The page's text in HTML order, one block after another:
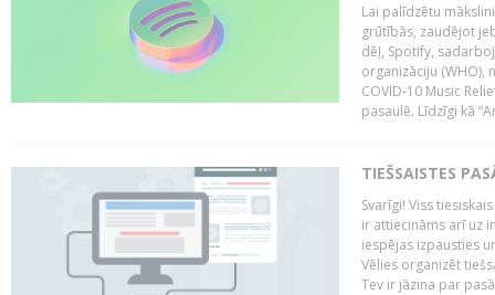
Lai palīdzētu
grūtībās, zaudējot
dēļ, Spotify,
organizāciju
COVID-10 Music
pasaulē. Līdzīgi kā
TIEŠSAISTES
Svarīgi! Viss
ir attiecināms arī uz
iespējas izpausties
Vēlies organizēt
Tev ir jāzina par